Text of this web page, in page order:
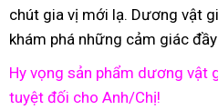
chút gia vị mới lạ. Dương vật
khám phá những cảm giác
Hy vọng sản phẩm dương vật
tuyệt đối cho Anh/Chị!